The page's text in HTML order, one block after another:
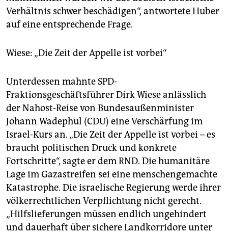
Verhältnis schwer beschädigen“, antwortete Huber
auf eine entsprechende Frage.
Wiese: „Die Zeit der Appelle ist vorbei“
Unterdessen mahnte SPD-
Fraktionsgeschäftsführer Dirk Wiese anlässlich
der Nahost-Reise von Bundesaußenminister
Johann Wadephul (CDU) eine Verschärfung im
Israel-Kurs an. „Die Zeit der Appelle ist vorbei – es
braucht politischen Druck und konkrete
Fortschritte“, sagte er dem RND. Die humanitäre
Lage im Gazastreifen sei eine menschengemachte
Katastrophe. Die israelische Regierung werde ihrer
völkerrechtlichen Verpflichtung nicht gerecht.
„Hilfslieferungen müssen endlich ungehindert
und dauerhaft über sichere Landkorridore unter